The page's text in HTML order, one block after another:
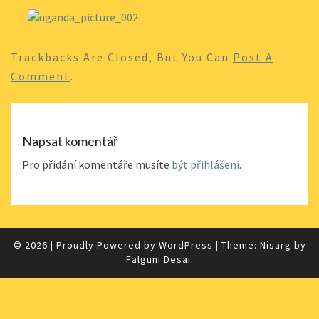
Trackbacks Are Closed, But You Can Post A
Comment .
Napsat komentář
Pro přidání komentáře musíte být přihlášeni.
© 2026 | Proudly Powered by WordPress | Theme: Nisarg by
Falguni Desai.